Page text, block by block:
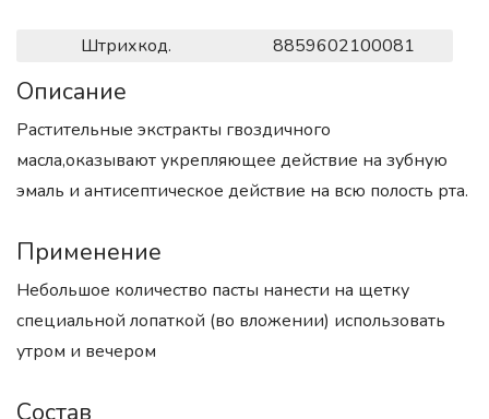
Штрихкод. 8859602100081
Описание
Растительные экстракты гвоздичного
масла,оказывают укрепляющее действие на зубную
эмаль и антисептическое действие на всю полость рта.
Применение
Небольшое количество пасты нанести на щетку
специальной лопаткой (во вложении) использовать
утром и вечером
Состав